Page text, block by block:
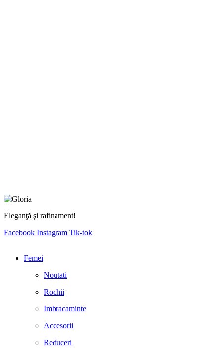
Eleganţă şi rafinament!
Facebook Instagram Tik-tok
Femei
Noutati
Rochii
Imbracaminte
Accesorii
Reduceri